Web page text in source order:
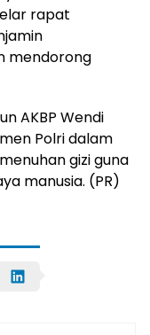
rapat
mendorong
AKBP Wendi
Polri dalam
gizi guna
manusia. (PR)